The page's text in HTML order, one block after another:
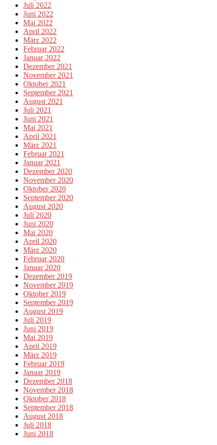
Juli 2022
Juni 2022
Mai 2022
April 2022
März 2022
Februar 2022
Januar 2022
Dezember 2021
November 2021
Oktober 2021
September 2021
August 2021
Juli 2021
Juni 2021
Mai 2021
April 2021
März 2021
Februar 2021
Januar 2021
Dezember 2020
November 2020
Oktober 2020
September 2020
August 2020
Juli 2020
Juni 2020
Mai 2020
April 2020
März 2020
Februar 2020
Januar 2020
Dezember 2019
November 2019
Oktober 2019
September 2019
August 2019
Juli 2019
Juni 2019
Mai 2019
April 2019
März 2019
Februar 2019
Januar 2019
Dezember 2018
November 2018
Oktober 2018
September 2018
August 2018
Juli 2018
Juni 2018